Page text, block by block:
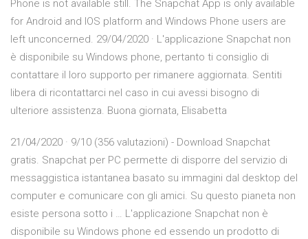
Phone is not available still. The Snapchat App is only available
for Android and IOS platform and Windows Phone users are
left unconcerned. 29/04/2020 · L'applicazione Snapchat non
è disponibile su Windows phone, pertanto ti consiglio di
contattare il loro supporto per rimanere aggiornata. Sentiti
libera di ricontattarci nel caso in cui avessi bisogno di
ulteriore assistenza. Buona giornata, Elisabetta
21/04/2020 · 9/10 (356 valutazioni) - Download Snapchat
gratis. Snapchat per PC permette di disporre del servizio di
messaggistica istantanea basato su immagini dal desktop del
computer e comunicare con gli amici. Su questo pianeta non
esiste persona sotto i … L'applicazione Snapchat non è
disponibile su Windows phone ed essendo un prodotto di